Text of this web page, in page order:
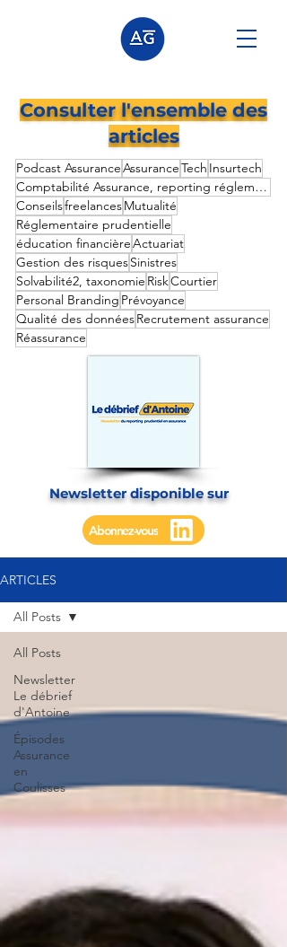
Consulter l'ensemble des
articles
Podcast AssuranceAssuranceTech Insurtech
Comptabilité Assurance, reporting réglementaire prudentielle,
ConseilsfreelancesMutualité
Réglementaire prudentielle
éducation financièreActuariat
Gestion des risquesSinistres
Solvabilité2, taxonomie RiskCourtier
Personal Branding Prévoyance
Qualité des donnéesRecrutement assurance
Réassurance
Newsletter disponible sur
Abonnez-vous
ARTICLES
All Posts
Newsletter
Le débrief
d'Antoine
Épisodes
Assurance
en
Coulisses
All Posts